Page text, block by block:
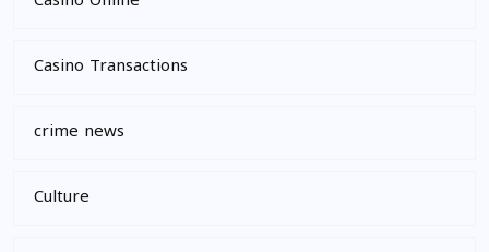
Casino Transactions
crime news
Culture